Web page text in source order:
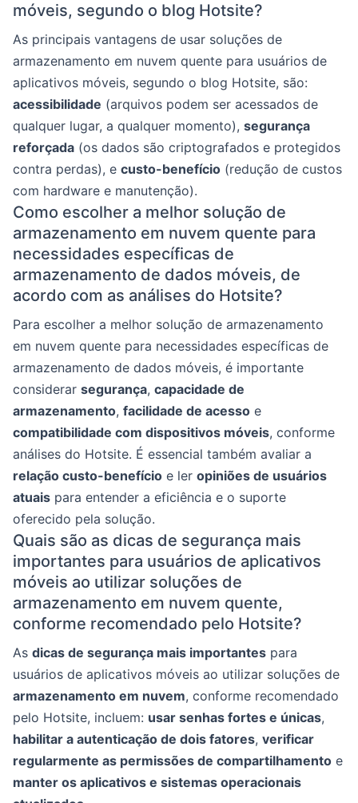
móveis, segundo o blog Hotsite?
As principais vantagens de usar soluções de
armazenamento em nuvem quente para usuários de
aplicativos móveis, segundo o blog Hotsite, são:
acessibilidade (arquivos podem ser acessados de
qualquer lugar, a qualquer momento), segurança
reforçada (os dados são criptografados e protegidos
contra perdas), e custo-benefício (redução de custos
com hardware e manutenção).
Como escolher a melhor solução de
armazenamento em nuvem quente para
necessidades específicas de
armazenamento de dados móveis, de
acordo com as análises do Hotsite?
Para escolher a melhor solução de armazenamento
em nuvem quente para necessidades específicas de
armazenamento de dados móveis, é importante
considerar segurança, capacidade de
armazenamento, facilidade de acesso e
compatibilidade com dispositivos móveis, conforme
análises do Hotsite. É essencial também avaliar a
relação custo-benefício e ler opiniões de usuários
atuais para entender a eficiência e o suporte
oferecido pela solução.
Quais são as dicas de segurança mais
importantes para usuários de aplicativos
móveis ao utilizar soluções de
armazenamento em nuvem quente,
conforme recomendado pelo Hotsite?
As dicas de segurança mais importantes para
usuários de aplicativos móveis ao utilizar soluções de
armazenamento em nuvem, conforme recomendado
pelo Hotsite, incluem: usar senhas fortes e únicas,
habilitar a autenticação de dois fatores, verificar
regularmente as permissões de compartilhamento e
manter os aplicativos e sistemas operacionais